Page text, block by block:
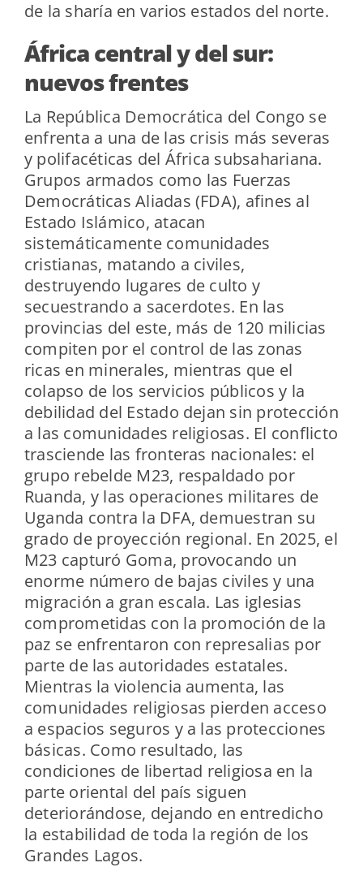
de la sharía en varios estados del norte.
África central y del sur:
nuevos frentes
La República Democrática del Congo se
enfrenta a una de las crisis más severas
y polifacéticas del África subsahariana.
Grupos armados como las Fuerzas
Democráticas Aliadas (FDA), afines al
Estado Islámico, atacan
sistemáticamente comunidades
cristianas, matando a civiles,
destruyendo lugares de culto y
secuestrando a sacerdotes. En las
provincias del este, más de 120 milicias
compiten por el control de las zonas
ricas en minerales, mientras que el
colapso de los servicios públicos y la
debilidad del Estado dejan sin protección
a las comunidades religiosas. El conflicto
trasciende las fronteras nacionales: el
grupo rebelde M23, respaldado por
Ruanda, y las operaciones militares de
Uganda contra la DFA, demuestran su
grado de proyección regional. En 2025, el
M23 capturó Goma, provocando un
enorme número de bajas civiles y una
migración a gran escala. Las iglesias
comprometidas con la promoción de la
paz se enfrentaron con represalias por
parte de las autoridades estatales.
Mientras la violencia aumenta, las
comunidades religiosas pierden acceso
a espacios seguros y a las protecciones
básicas. Como resultado, las
condiciones de libertad religiosa en la
parte oriental del país siguen
deteriorándose, dejando en entredicho
la estabilidad de toda la región de los
Grandes Lagos.